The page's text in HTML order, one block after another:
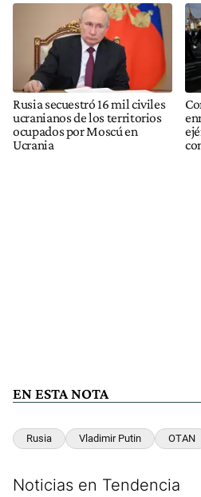
Rusia secuestró 16 mil civiles
ucranianos de los territorios
ocupados por Moscú en
Ucrania
EN ESTA NOTA
Rusia Vladimir Putin OTAN
Noticias en Tendencia